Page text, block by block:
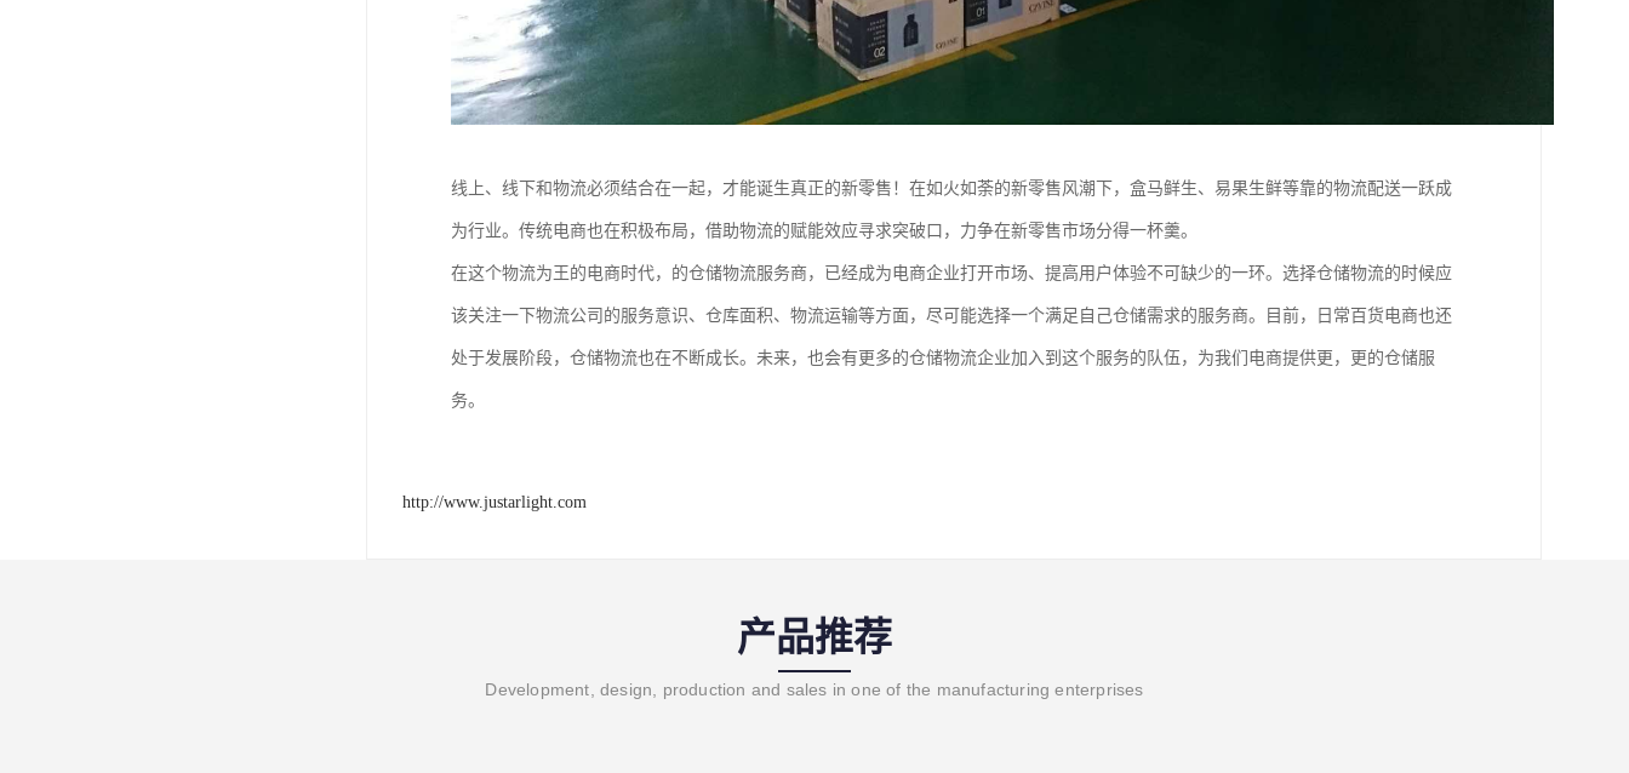
线上、线下和物流必须结合在一起，才能诞生真正的新零售！在如火如荼的新零售风潮下，盒马鲜生、易果生鲜等靠的物流配送一跃成
为行业。传统电商也在积极布局，借助物流的赋能效应寻求突破口，力争在新零售市场分得一杯羹。
在这个物流为王的电商时代，的仓储物流服务商，已经成为电商企业打开市场、提高用户体验不可缺少的一环。选择仓储物流的时候应
该关注一下物流公司的服务意识、仓库面积、物流运输等方面，尽可能选择一个满足自己仓储需求的服务商。目前，日常百货电商也还
处于发展阶段，仓储物流也在不断成长。未来，也会有更多的仓储物流企业加入到这个服务的队伍，为我们电商提供更，更的仓储服
务。
http://www.justarlight.com
产品推荐
Development, design, production and sales in one of the manufacturing enterprises